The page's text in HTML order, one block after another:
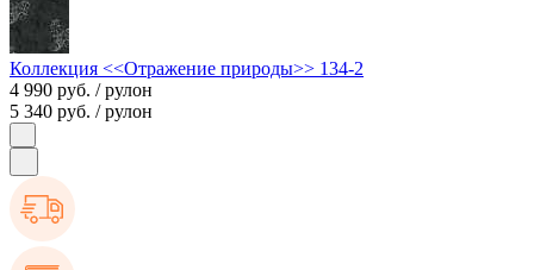
Коллекция <<Отражение природы>> 134-2
4 990 руб. / рулон
5 340 руб. / рулон